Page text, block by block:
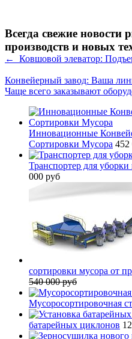
Всегда свежие новости
производств и новых
← Ковшовой элеватор:
Конвейерный завод: Ваша
Чаще всего заказывают
Инновационные
Сортировки Мусора 452
Транспортер для уборки
000 руб
сортировки мусора от
540 000 руб
Мусоросортировочная
батарейных циклонов